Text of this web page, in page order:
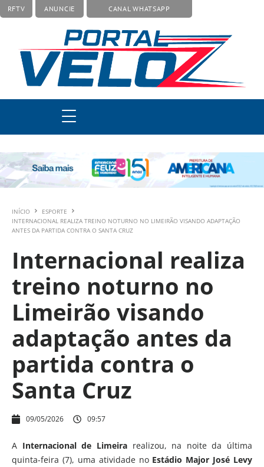
RFTV ANUNCIE CANAL WHATSAPP
INÍCIO
ESPORTE
INTERNACIONAL REALIZA TREINO NOTURNO NO LIMEIRÃO VISANDO ADAPTAÇÃO
ANTES DA PARTIDA CONTRA O SANTA CRUZ
Internacional realiza
treino noturno no
Limeirão visando
adaptação antes da
partida contra o
Santa Cruz
09/05/2026 09:57
A Internacional de Limeirarealizou, na noite da última
quinta-feira (7), uma atividade no Estádio Major José Levy